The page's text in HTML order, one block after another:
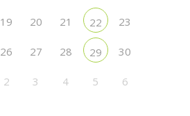
19 20 21 22 23
26 27 28 29 30
2 3 4 5 6